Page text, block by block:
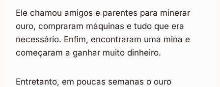
Ele chamou amigos e parentes para minerar
ouro, compraram máquinas e tudo que era
necessário. Enfim, encontraram uma mina e
começaram a ganhar muito dinheiro.
Entretanto, em poucas semanas o ouro